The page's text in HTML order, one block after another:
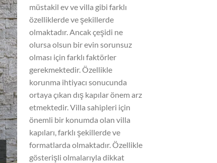
müstakil ev ve villa gibi farklı
özelliklerde ve şekillerde
olmaktadır. Ancak çeşidi ne
olursa olsun bir evin sorunsuz
olması için farklı faktörler
gerekmektedir. Özellikle
korunma ihtiyacı sonucunda
ortaya çıkan dış kapılar önem arz
etmektedir. Villa sahipleri için
önemli bir konumda olan villa
kapıları, farklı şekillerde ve
formatlarda olmaktadır. Özellikle
gösterişli olmalarıyla dikkat